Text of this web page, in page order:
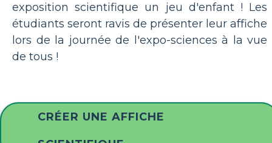
exposition scientifique un jeu d'enfant ! Les
étudiants seront ravis de présenter leur affiche
lors de la journée de l'expo-sciences à la vue
de tous !
CRÉER UNE AFFICHE